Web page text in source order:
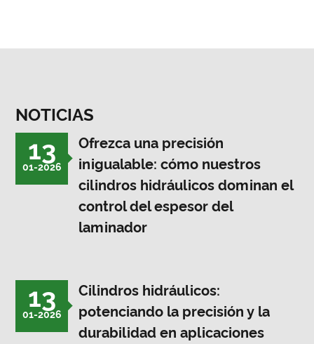
NOTICIAS
Ofrezca una precisión
inigualable: cómo nuestros
cilindros hidráulicos dominan el
control del espesor del
laminador
13
01-2026
Cilindros hidráulicos:
potenciando la precisión y la
durabilidad en aplicaciones
13
01-2026